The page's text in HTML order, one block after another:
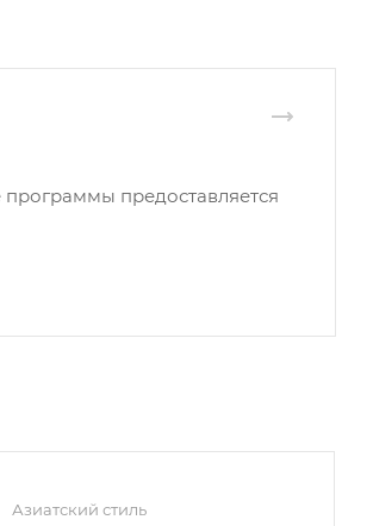
предоставляется
Азиатский стиль